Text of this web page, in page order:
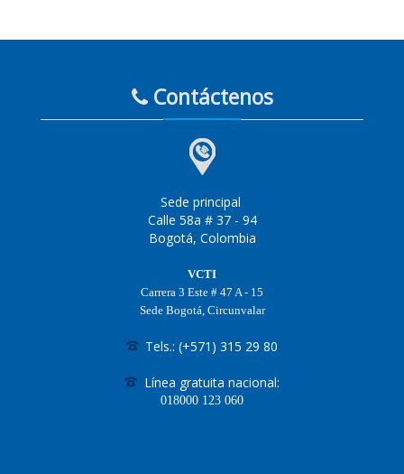
Contáctenos
Sede principal
Calle 58a # 37 - 94
Bogotá, Colombia
VCTI
Carrera 3 Este # 47 A - 15
Sede Bogotá, Circunvalar
Tels.: (+571) 315 29 80
Línea gratuita nacional:
018000 123 060